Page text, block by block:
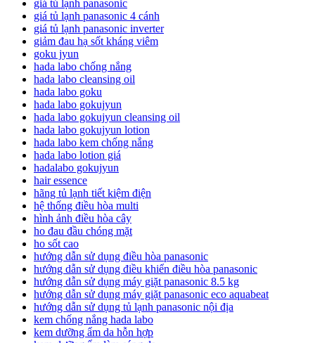
giá tủ lạnh panasonic
giá tủ lạnh panasonic 4 cánh
giá tủ lạnh panasonic inverter
giảm đau hạ sốt kháng viêm
goku jyun
hada labo chống nắng
hada labo cleansing oil
hada labo goku
hada labo gokujyun
hada labo gokujyun cleansing oil
hada labo gokujyun lotion
hada labo kem chống nắng
hada labo lotion giá
hadalabo gokujyun
hair essence
hãng tủ lạnh tiết kiệm điện
hệ thống điều hòa multi
hình ảnh điều hòa cây
ho đau đầu chóng mặt
ho sốt cao
hướng dẫn sử dụng điều hòa panasonic
hướng dẫn sử dụng điều khiển điều hòa panasonic
hướng dẫn sử dụng máy giặt panasonic 8.5 kg
hướng dẫn sử dụng máy giặt panasonic eco aquabeat
hướng dẫn sử dụng tủ lạnh panasonic nội địa
kem chống nắng hada labo
kem dưỡng ẩm da hỗn hợp